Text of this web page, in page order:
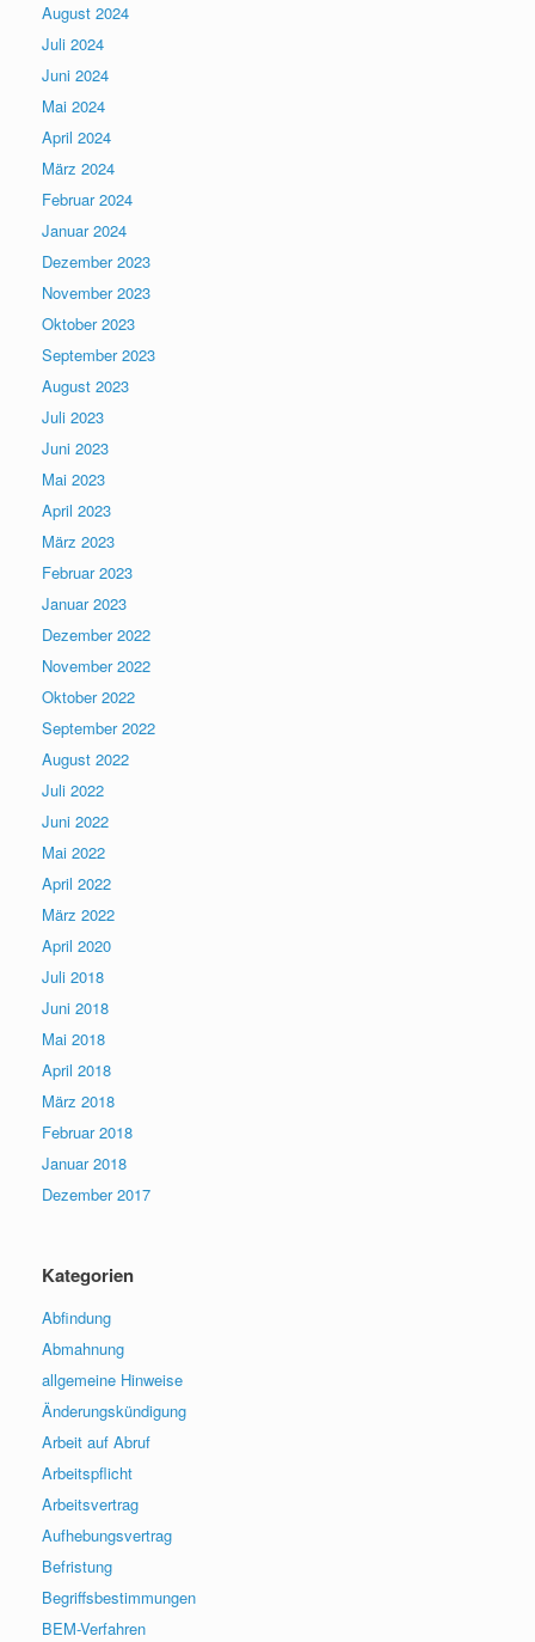
August 2024
Juli 2024
Juni 2024
Mai 2024
April 2024
März 2024
Februar 2024
Januar 2024
Dezember 2023
November 2023
Oktober 2023
September 2023
August 2023
Juli 2023
Juni 2023
Mai 2023
April 2023
März 2023
Februar 2023
Januar 2023
Dezember 2022
November 2022
Oktober 2022
September 2022
August 2022
Juli 2022
Juni 2022
Mai 2022
April 2022
März 2022
April 2020
Juli 2018
Juni 2018
Mai 2018
April 2018
März 2018
Februar 2018
Januar 2018
Dezember 2017
Kategorien
Abfindung
Abmahnung
allgemeine Hinweise
Änderungskündigung
Arbeit auf Abruf
Arbeitspflicht
Arbeitsvertrag
Aufhebungsvertrag
Befristung
Begriffsbestimmungen
BEM-Verfahren